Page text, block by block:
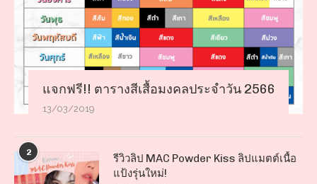
แจกฟรี!! ตารางสีเสื้อมงคลประจำวัน 2566
13/03/2019
2
รีวิวลิป MAC Powder Kiss ลิปแมตต์เนื้อ
แป้งรุ่นใหม่!